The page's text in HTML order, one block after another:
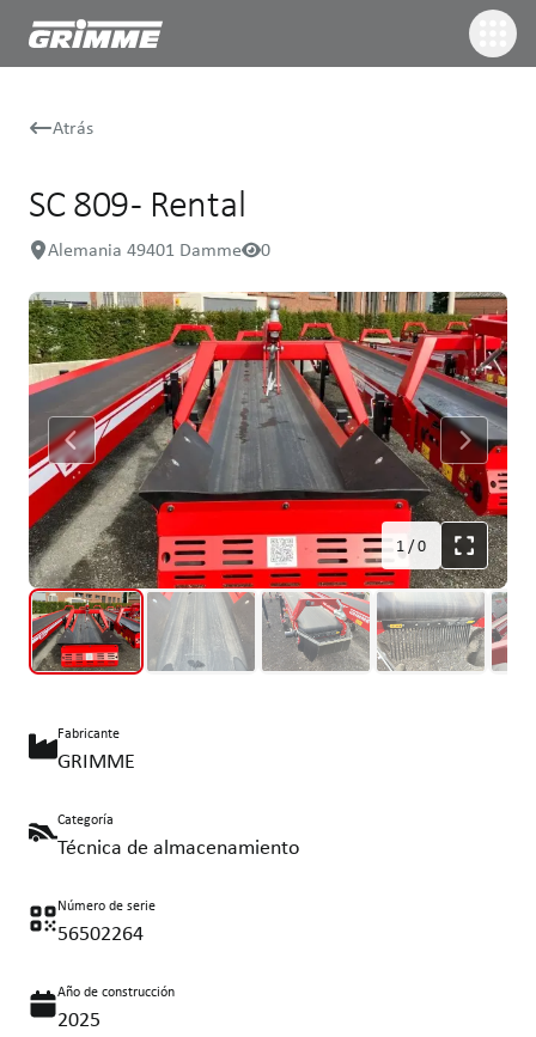
Atrás
SC 809 - Rental
Alemania 49401 Damme 0
1/0
Fabricante
GRIMME
Categoría
Técnica de almacenamiento
Número de serie
56502264
Año de construcción
2025